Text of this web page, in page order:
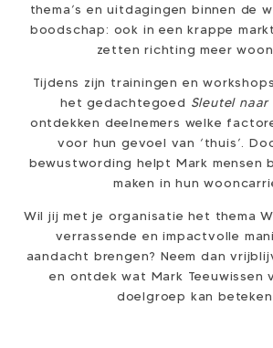
thema’s en uitdagingen binnen de
boodschap: ook in een krappe
zetten richting meer
Tijdens zijn trainingen en
het gedachtegoed Sleutel
ontdekken deelnemers welke
voor hun gevoel van ‘thuis’.
bewustwording helpt Mark mensen
maken in hun
Wil jij met je organisatie het thema
verrassende en impactvolle
aandacht brengen? Neem dan
en ontdek wat Mark Teeuwissen
doelgroep kan